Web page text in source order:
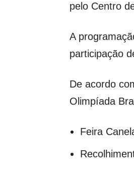
pelo Centro
A
participação
De acordo
Olimpíada
Feira